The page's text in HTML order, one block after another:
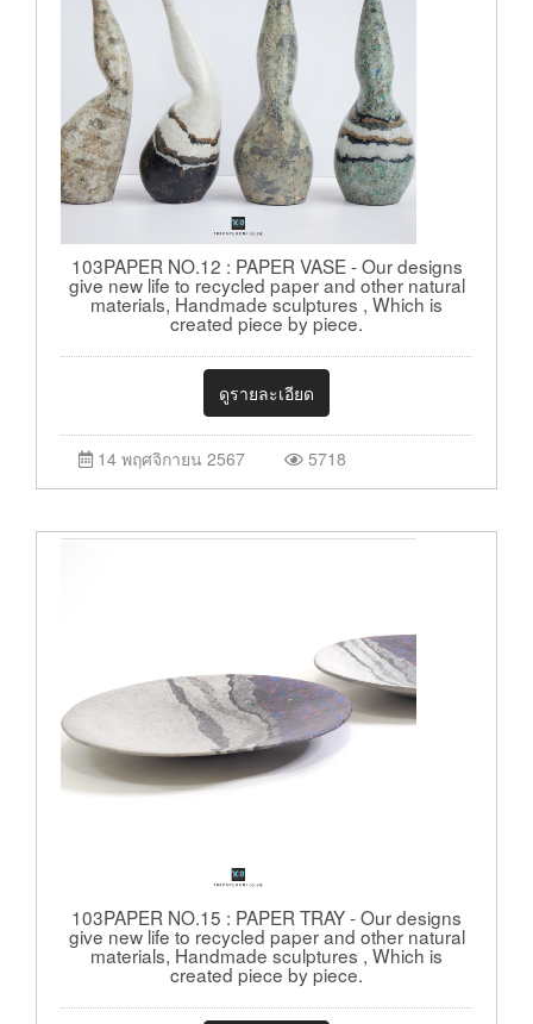
103PAPER NO.12 : PAPER VASE - Our designs
give new life to recycled paper and other natural
materials, Handmade sculptures , Which is
created piece by piece.
ดูรายละเอียด
14 พฤศจิกายน 2567 5718
103PAPER NO.15 : PAPER TRAY - Our designs
give new life to recycled paper and other natural
materials, Handmade sculptures , Which is
created piece by piece.